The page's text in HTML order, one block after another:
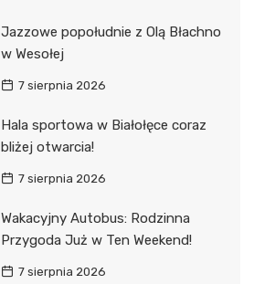
Jazzowe popołudnie z Olą Błachno
w Wesołej
7 sierpnia 2026
Hala sportowa w Białołęce coraz
bliżej otwarcia!
7 sierpnia 2026
Wakacyjny Autobus: Rodzinna
Przygoda Już w Ten Weekend!
7 sierpnia 2026